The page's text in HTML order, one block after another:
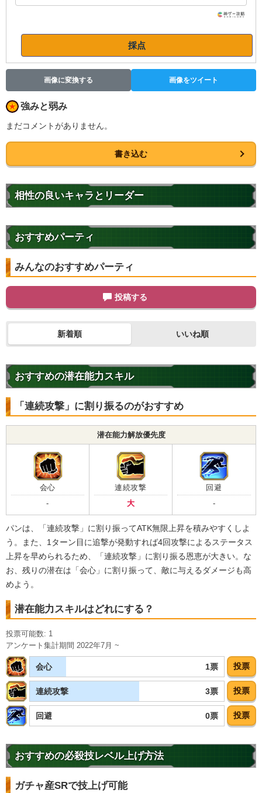
採点
画像に変換する 画像をツイート
強みと弱み
まだコメントがありません。
書き込む
相性の良いキャラとリーダー
おすすめパーティ
みんなのおすすめパーティ
投稿する
新着順 いいね順
おすすめの潜在能力スキル
「連続攻撃」に割り振るのがおすすめ
潜在能力解放優先度
会心
-
連続攻撃
大
回避
-
パンは、「連続攻撃」に割り振ってATK無限上昇を積みやすくしよ
う。また、1ターン目に追撃が発動すれば4回攻撃によるステータス
上昇を早められるため、「連続攻撃」に割り振る恩恵が大きい。な
お、残りの潜在は「会心」に割り振って、敵に与えるダメージも高
めよう。
潜在能力スキルはどれにする？
投票可能数: 1
アンケート集計期間 2022年7月 ~
会心 1票 投票
連続攻撃 3票 投票
回避 0票 投票
おすすめの必殺技レベル上げ方法
ガチャ産SRで技上げ可能